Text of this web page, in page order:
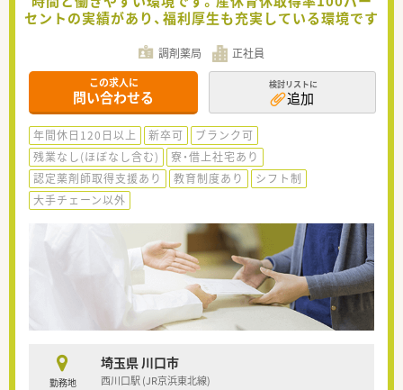
セントの実績があり、福利厚生も充実している環境です
調剤薬局 正社員
この求人に
問い合わせる
検討リストに
追加
年間休日120日以上 新卒可
ブランク可
残業なし(ほぼなし含む)
寮・借上社宅あり
認定薬剤師取得支援あり
教育制度あり
シフト制
大手チェーン以外
勤務地
埼玉県 川口市
西川口駅 (JR京浜東北線)